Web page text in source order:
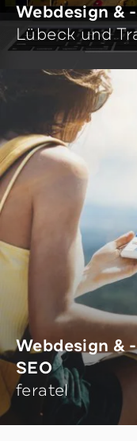
Webdesign &
Lübeck und
Webdesign &
SEO
feratel